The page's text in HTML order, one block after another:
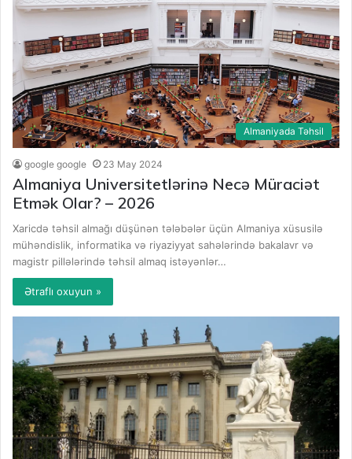
Almaniyada Təhsil
google google 23 May 2024
Almaniya Universitetlərinə Necə Müraciət
Etmək Olar? – 2026
Xaricdə təhsil almağı düşünən tələbələr üçün Almaniya xüsusilə
mühəndislik, informatika və riyaziyyat sahələrində bakalavr və
magistr pillələrində təhsil almaq istəyənlər…
Ətraflı oxuyun »